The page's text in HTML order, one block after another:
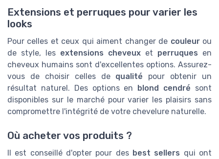
Extensions et perruques pour varier les
looks
Pour celles et ceux qui aiment changer de couleurou
de style, les extensions cheveux et perruques en
cheveux humains sont d'excellentes options. Assurez-
vous de choisir celles de qualité pour obtenir un
résultat naturel. Des options en
blond cendré sont
disponibles sur le marché pour varier les plaisirs sans
compromettre l'intégrité de votre chevelure naturelle.
Où acheter vos produits ?
Il est conseillé d'opter pour des best sellers qui ont